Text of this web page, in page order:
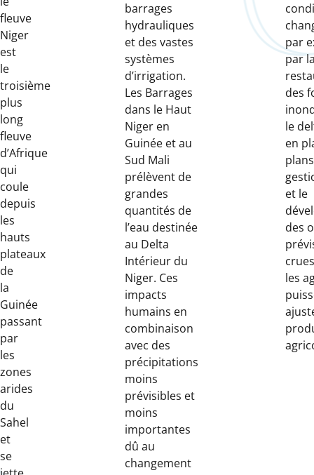
fleuve
Niger
est
le
troisième
plus
long
fleuve
d’Afrique
qui
coule
depuis
les
hauts
plateaux
de
la
Guinée
passant
par
les
zones
arides
du
Sahel
et
se
barrages
hydrauliques
et des vastes
systèmes
d’irrigation.
Les Barrages
dans le Haut
Niger en
Guinée et au
Sud Mali
prélèvent de
grandes
quantités de
l’eau destinée
au Delta
Intérieur du
Niger. Ces
impacts
humains en
combinaison
avec des
précipitations
moins
prévisibles et
moins
importantes
dû au
changement
par
par
des
le
en
et le
des
les